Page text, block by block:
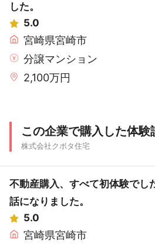
した。
5.0
宮崎県宮崎市
分譲マンション
2,100万円
この企業で購入した体験
株式会社クボタ住宅
不動産購入、すべて初体験でし
話になりました。
5.0
宮崎県宮崎市